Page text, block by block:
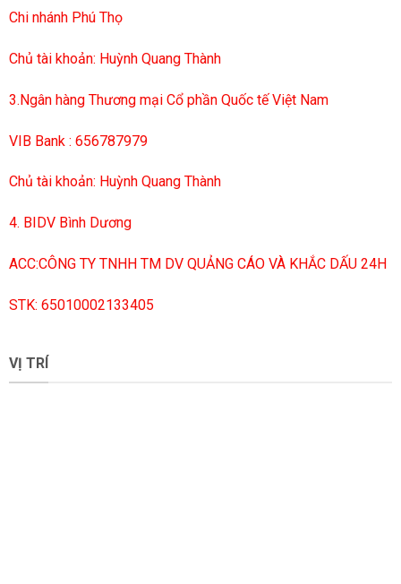
Chi nhánh Phú Thọ
Chủ tài khoản: Huỳnh Quang Thành
3.Ngân hàng Thương mại Cổ phần Quốc tế Việt Nam
VIB Bank : 656787979
Chủ tài khoản: Huỳnh Quang Thành
4. BIDV Bình Dương
ACC:CÔNG TY TNHH TM DV QUẢNG CÁO VÀ KHẮC DẤU 24H
STK: 65010002133405
VỊ TRÍ